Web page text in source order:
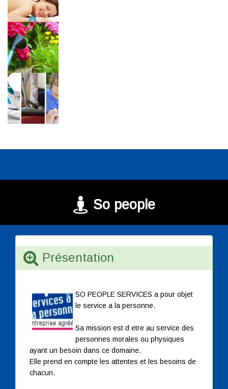
So people
Présentation
SO PEOPLE SERVICES a pour objet
le service a la personne.
Sa mission est d etre au service des
personnes morales ou physiques
ayant un besoin dans ce domaine.
Elle prend en compte les attentes et les besoins de
chacun.